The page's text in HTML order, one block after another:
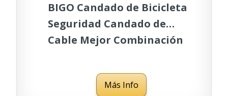
BIGO Candado de Bicicleta
Seguridad Candado de
Cable Mejor Combinación
de Bloqueo antirrobo Alta
Seguridad para la Bicicleta
Más Info